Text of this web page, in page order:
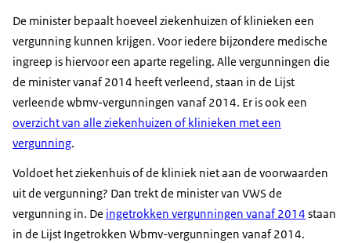
De minister bepaalt hoeveel ziekenhuizen of klinieken een
vergunning kunnen krijgen. Voor iedere bijzondere medische
ingreep is hiervoor een aparte regeling. Alle vergunningen die
de minister vanaf 2014 heeft verleend, staan in de Lijst
verleende wbmv-vergunningen vanaf 2014. Er is ook een
overzicht van alle ziekenhuizen of klinieken met een
vergunning.
Voldoet het ziekenhuis of de kliniek niet aan de voorwaarden
uit de vergunning? Dan trekt de minister van VWS de
vergunning in. De ingetrokken vergunningen vanaf 2014 staan
in de Lijst Ingetrokken Wbmv-vergunningen vanaf 2014.